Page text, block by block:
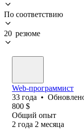
По соответствию
20 резюме
Web-программист
33 года •
800 $
Общий опыт
2 года 2 месяца